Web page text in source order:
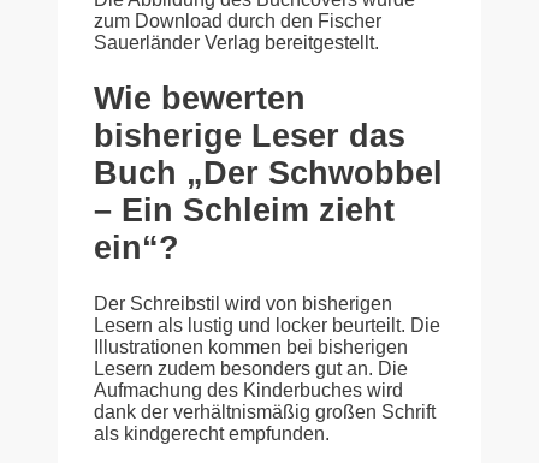
zum Download durch den Fischer
Sauerländer Verlag bereitgestellt.
Wie bewerten
bisherige Leser das
Buch „Der Schwobbel
– Ein Schleim zieht
ein“?
Der Schreibstil wird von bisherigen
Lesern als lustig und locker beurteilt. Die
Illustrationen kommen bei bisherigen
Lesern zudem besonders gut an. Die
Aufmachung des Kinderbuches wird
dank der verhältnismäßig großen Schrift
als kindgerecht empfunden.